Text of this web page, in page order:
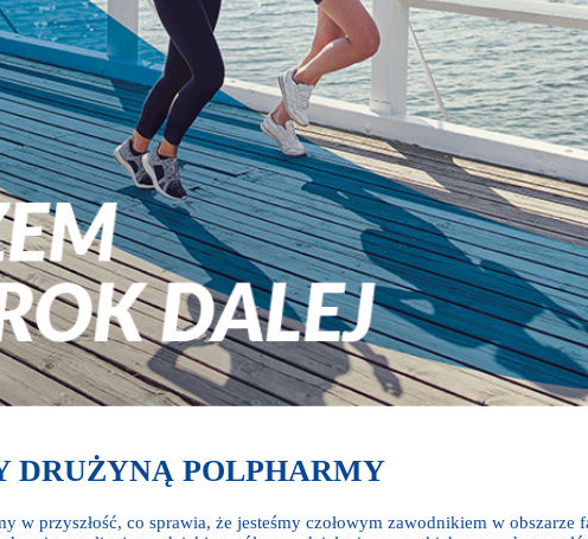
DRUŻYNĄ POLPHARMY
w przyszłość, co sprawia, że jesteśmy czołowym zawodnikiem w obszarze